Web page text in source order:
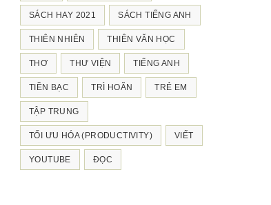
SÁCH HAY 2021 SÁCH TIẾNG ANH
THIÊN NHIÊN THIÊN VĂN HỌC
THƠ THƯ VIỆN TIẾNG ANH
TIỀN BẠC TRÌ HOÃN TRẺ EM
TẬP TRUNG
TỐI ƯU HÓA (PRODUCTIVITY) VIẾT
YOUTUBE ĐỌC